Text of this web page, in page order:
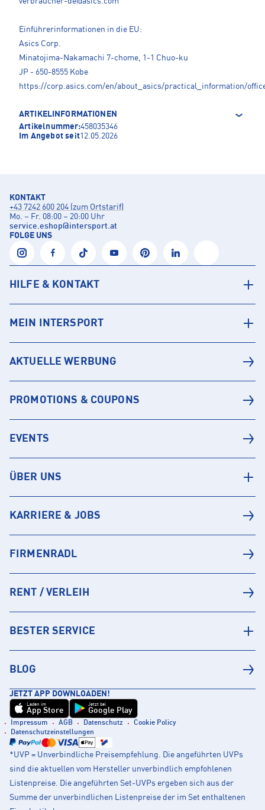
Einführerinformationen in die EU:
Asics Corp.
Minatojima-Nakamachi 7-chome, 1-1 Chuo-ku
JP - 650-8555 Kobe
https://corp.asics.com/en/about_asics/practical_information/
ARTIKELINFORMATIONEN
Artikelnummer:458035346
Im Angebot seit12.05.2026
KONTAKT
+43 7242 600 204 (zum Ortstarif)
Mo. – Fr. 08:00 – 20:00 Uhr
service.eshop@intersport.at
FOLGE UNS
HILFE & KONTAKT
MEIN INTERSPORT
AKTUELLE WERBUNG
PROMOTIONS & COUPONS
EVENTS
ÜBER UNS
KARRIERE & JOBS
FIRMENRADL
RENT / VERLEIH
BESTER SERVICE
BLOG
JETZT APP DOWNLOADEN!
Laden im
App Store
Jetzt bei
Google Play
Impressum AGB Datenschutz
Cookie Policy
Datenschutzeinstellungen
*UVP = Unverbindliche Preisempfehlung. Die angeführten UVPs
sind die aktuellen vom Hersteller unverbindlich empfohlenen
Listenpreise. Die angeführten Set-UVPs ergeben sich aus der
Summe der unverbindlichen Listenpreise der im Set enthaltenen